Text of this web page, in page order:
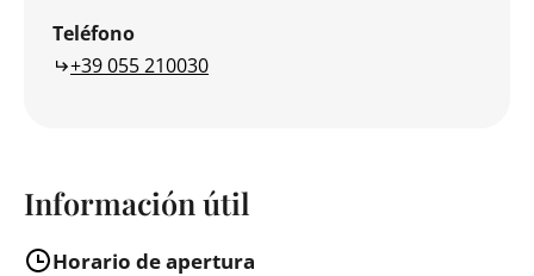
Teléfono
+39 055 210030
Información útil
Horario de apertura